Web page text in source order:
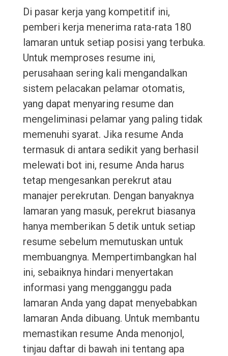
Di pasar kerja yang kompetitif ini,
pemberi kerja menerima rata-rata 180
lamaran untuk setiap posisi yang terbuka.
Untuk memproses resume ini,
perusahaan sering kali mengandalkan
sistem pelacakan pelamar otomatis,
yang dapat menyaring resume dan
mengeliminasi pelamar yang paling tidak
memenuhi syarat. Jika resume Anda
termasuk di antara sedikit yang berhasil
melewati bot ini, resume Anda harus
tetap mengesankan perekrut atau
manajer perekrutan. Dengan banyaknya
lamaran yang masuk, perekrut biasanya
hanya memberikan 5 detik untuk setiap
resume sebelum memutuskan untuk
membuangnya. Mempertimbangkan hal
ini, sebaiknya hindari menyertakan
informasi yang mengganggu pada
lamaran Anda yang dapat menyebabkan
lamaran Anda dibuang. Untuk membantu
memastikan resume Anda menonjol,
tinjau daftar di bawah ini tentang apa